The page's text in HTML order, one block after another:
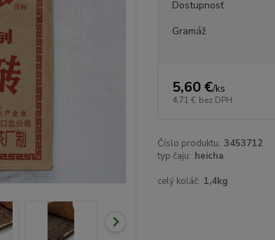
Dostupnosť
Gramáž
5,60 €/ks
4,71 € bez DPH
Číslo produktu: 3453712
typ čaju: heicha
celý koláč: 1,4kg